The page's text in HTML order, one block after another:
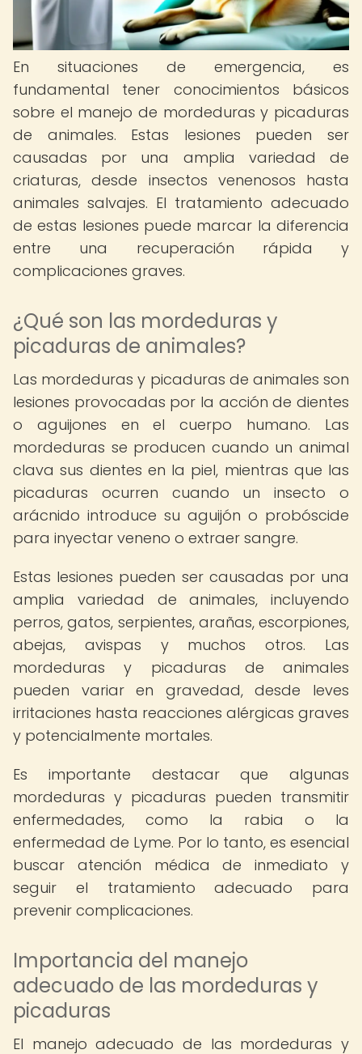
En situaciones de emergencia, es
fundamental tener conocimientos básicos
sobre el manejo de mordeduras y picaduras
de animales. Estas lesiones pueden ser
causadas por una amplia variedad de
criaturas, desde insectos venenosos hasta
animales salvajes. El tratamiento adecuado
de estas lesiones puede marcar la diferencia
entre una recuperación rápida y
complicaciones graves.
¿Qué son las mordeduras y
picaduras de animales?
Las mordeduras y picaduras de animales son
lesiones provocadas por la acción de dientes
o aguijones en el cuerpo humano. Las
mordeduras se producen cuando un animal
clava sus dientes en la piel, mientras que las
picaduras ocurren cuando un insecto o
arácnido introduce su aguijón o probóscide
para inyectar veneno o extraer sangre.
Estas lesiones pueden ser causadas por una
amplia variedad de animales, incluyendo
perros, gatos, serpientes, arañas, escorpiones,
abejas, avispas y muchos otros. Las
mordeduras y picaduras de animales
pueden variar en gravedad, desde leves
irritaciones hasta reacciones alérgicas graves
y potencialmente mortales.
Es importante destacar que algunas
mordeduras y picaduras pueden transmitir
enfermedades, como la rabia o la
enfermedad de Lyme. Por lo tanto, es esencial
buscar atención médica de inmediato y
seguir el tratamiento adecuado para
prevenir complicaciones.
Importancia del manejo
adecuado de las mordeduras y
picaduras
El manejo adecuado de las mordeduras y